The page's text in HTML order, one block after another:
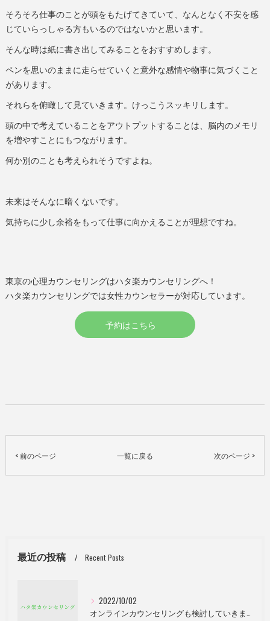
そろそろ仕事のことが頭をもたげてきていて、なんとなく不安を感
じていらっしゃる方もいるのではないかと思います。
そんな時は紙に書き出してみることをおすすめします。
ペンを思いのままに走らせていくと意外な感情や物事に気づくこと
があります。
それらを俯瞰して見ていきます。けっこうスッキリします。
頭の中で考えていることをアウトプットすることは、脳内のメモリ
を増やすことにもつながります。
何か別のことも考えられそうですよね。
未来はそんなに暗くないです。
気持ちに少し余裕をもって仕事に向かえることが理想ですね。
東京の心理カウンセリングはハタ楽カウンセリングへ！
ハタ楽カウンセリングでは女性カウンセラーが対応しています。
予約はこちら
< 前のページ 一覧に戻る 次のページ >
最近の投稿 Recent Posts
2022/10/02
オンラインカウンセリングも検討していきます。